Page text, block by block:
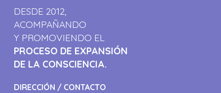
DESDE 2012,
ACOMPAÑANDO
Y PROMOVIENDO EL
PROCESO DE EXPANSIÓN
DE LA CONSCIENCIA.
DIRECCIÓN / CONTACTO